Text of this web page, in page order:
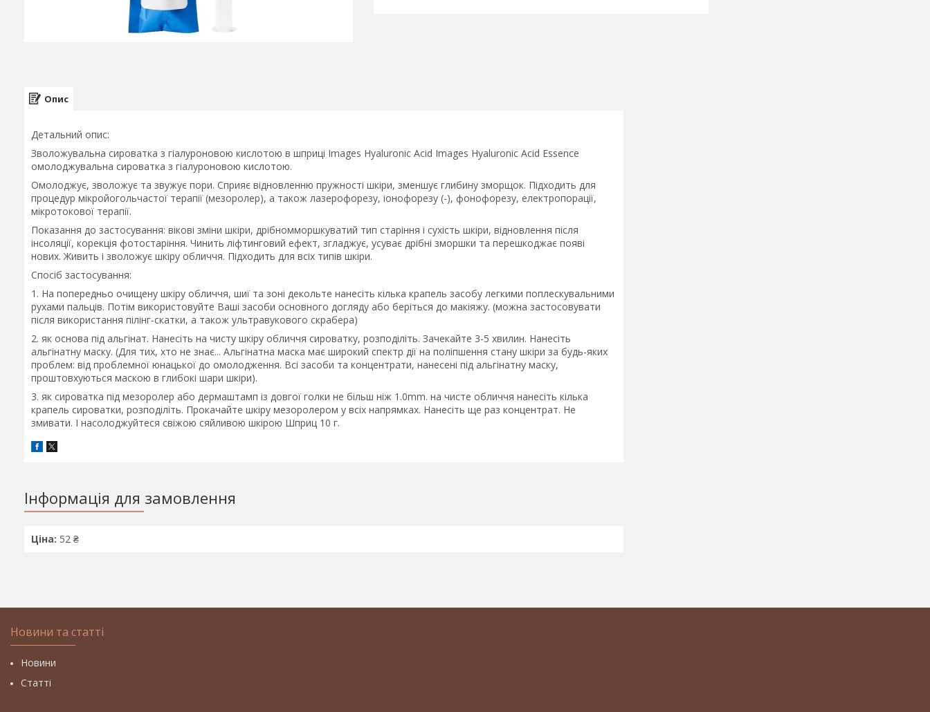
Опис
Детальний опис:
Зволожувальна сироватка з гіалуроновою кислотою в шприці Images Hyaluronic Acid Images Hyaluronic Acid Essence
омолоджувальна сироватка з гіалуроновою кислотою.
Омолоджує, зволожує та звужує пори. Сприяє відновленню пружності шкіри, зменшує глибину зморщок. Підходить для
процедур мікройогольчастої терапії (мезоролер), а також лазерофорезу, іонофорезу (-), фонофорезу, електропорації,
мікротокової терапії.
Показання до застосування: вікові зміни шкіри, дрібномморшкуватий тип старіння і сухість шкіри, відновлення після
інсоляції, корекція фотостаріння. Чинить ліфтинговий ефект, згладжує, усуває дрібні зморшки та перешкоджає появі
нових. Живить і зволожує шкіру обличчя. Підходить для всіх типів шкіри.
Спосіб застосування:
1. На попередньо очищену шкіру обличчя, шиї та зоні декольте нанесіть кілька крапель засобу легкими поплескувальними
рухами пальців. Потім використовуйте Ваші засоби основного догляду або беріться до макіяжу. (можна застосовувати
після використання пілінг-скатки, а також ультравукового скрабера)
2. як основа під альгінат. Нанесіть на чисту шкіру обличчя сироватку, розподіліть. Зачекайте 3-5 хвилин. Нанесіть
альгінатну маску. (Для тих, хто не знає... Альгінатна маска має широкий спектр дії на поліпшення стану шкіри за будь-яких
проблем: від проблемної юнацької до омолодження. Всі засоби та концентрати, нанесені під альгінатну маску,
проштовхуються маскою в глибокі шари шкіри).
3. як сироватка під мезоролер або дермаштамп із довгої голки не більш ніж 1.0mm. на чисте обличчя нанесіть кілька
крапель сироватки, розподіліть. Прокачайте шкіру мезоролером у всіх напрямках. Нанесіть ще раз концентрат. Не
змивати. І насолоджуйтеся свіжою сяйливою шкірою Шприц 10 г.
Інформація для замовлення
Ціна: 52 ₴
Новини та статті
Новини
Статті